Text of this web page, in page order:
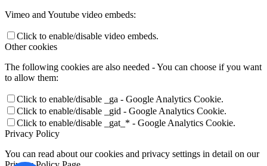
Vimeo and Youtube video embeds:
Click to enable/disable video embeds.
Other cookies
The following cookies are also needed - You can choose if you want
to allow them:
Click to enable/disable _ga - Google Analytics Cookie.
Click to enable/disable _gid - Google Analytics Cookie.
Click to enable/disable _gat_* - Google Analytics Cookie.
Privacy Policy
You can read about our cookies and privacy settings in detail on our